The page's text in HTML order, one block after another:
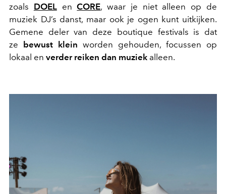
zoals DOELen CORE, waar je niet alleen op de
muziek DJ’s danst, maar ook je ogen kunt uitkijken.
Gemene deler van deze boutique festivals is dat
ze
bewust klein worden gehouden, focussen op
lokaal en verder reiken dan muziek alleen.